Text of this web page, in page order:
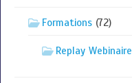
Formations (72)
Replay Webinaire